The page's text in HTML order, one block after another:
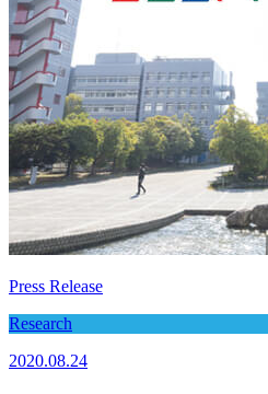
Press Release
Research
2020.08.24